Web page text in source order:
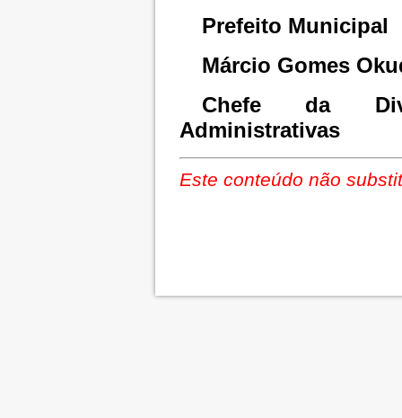
Prefeito Municipal
Márcio Gomes
Chefe da
Administrativas
Este conteúdo não